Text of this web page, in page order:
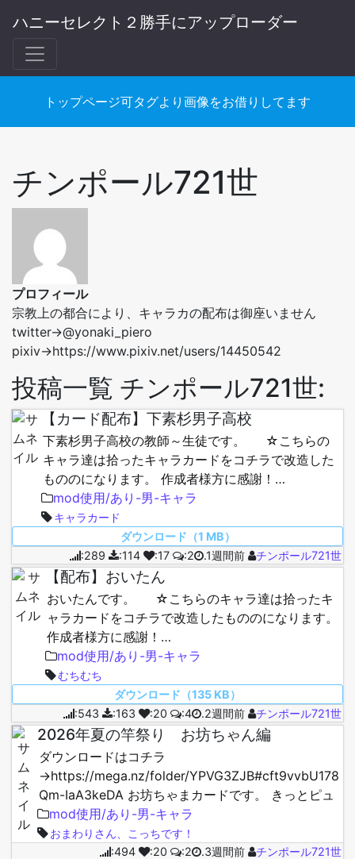
ハニーセレクト２勝手にアップローダー
トップページ可タグより画像をお借りしてます
チンポール721世
プロフィール
宗教上の都合により、キャラカの配布は御座いません
twitter→@yonaki_piero
pixiv→https://www.pixiv.net/users/14450542
投稿一覧 チンポール721世:
【カード配布】下素杉男子高校
下素杉男子高校の教師～生徒です。 ☆こちらの
キャラ達は拾ったキャラカードをコチラで改造した
もののになります。 作成者様方に感謝！…
mod使用/あり-男-キャラ
キャラカード
ダウンロード（1 MB）
:289
:114 :17 :2 .1週間前 チンポール721世
【配布】おいたん
おいたんです。 ☆こちらのキャラ達は拾ったキ
ャラカードをコチラで改造したもののになります。
作成者様方に感謝！…
mod使用/あり-男-キャラ
むちむち
ダウンロード（135 KB）
:543
:163 :20 :4 .2週間前 チンポール721世
2026年夏の竿祭り お坊ちゃん編
ダウンロードはコチラ
→https://mega.nz/folder/YPVG3ZJB#cft9vvbU178
Qm-IaA3keDA お坊ちゃまカードです。 きっとピュ
アなんやろなぁ・・・。 ☆こちらのキャラ…
mod使用/あり-男-キャラ
おまわりさん、こっちです！
:494
:20 :2 .3週間前 チンポール721世